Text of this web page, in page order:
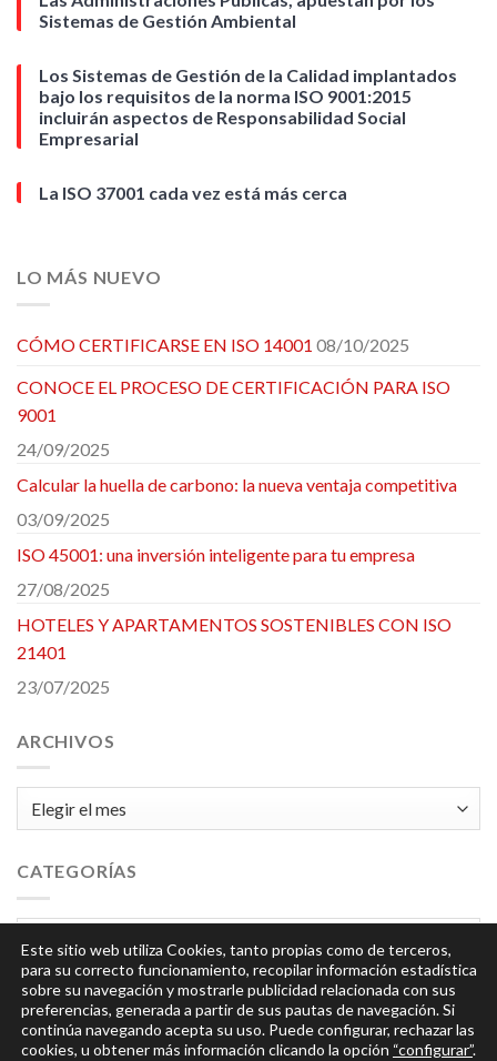
Sistemas de Gestión Ambiental
Los Sistemas de Gestión de la Calidad implantados
bajo los requisitos de la norma ISO 9001:2015
incluirán aspectos de Responsabilidad Social
Empresarial
La ISO 37001 cada vez está más cerca
LO MÁS NUEVO
CÓMO CERTIFICARSE EN ISO 14001 08/10/2025
CONOCE EL PROCESO DE CERTIFICACIÓN PARA ISO
9001
24/09/2025
Calcular la huella de carbono: la nueva ventaja competitiva
03/09/2025
ISO 45001: una inversión inteligente para tu empresa
27/08/2025
HOTELES Y APARTAMENTOS SOSTENIBLES CON ISO
21401
23/07/2025
ARCHIVOS
Archivos
CATEGORÍAS
Categorías
Este sitio web utiliza Cookies, tanto propias como de terceros,
para su correcto funcionamiento, recopilar información estadística
sobre su navegación y mostrarle publicidad relacionada con sus
preferencias, generada a partir de sus pautas de navegación. Si
continúa navegando acepta su uso. Puede configurar, rechazar las
cookies, u obtener más información clicando la opción “configurar”.